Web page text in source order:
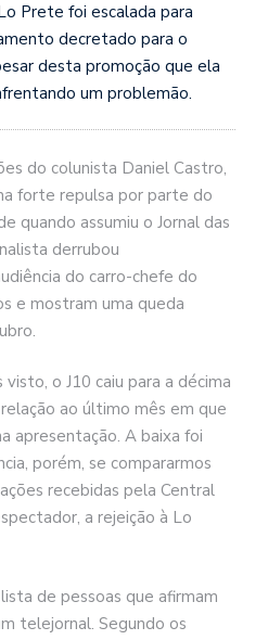
Prete foi escalada para
decretado para o
desta promoção que ela
um problemão.
do colunista Daniel Castro,
forte repulsa por parte do
quando assumiu o Jornal das
derrubou
do carro-chefe do
e mostram uma queda
o J10 caiu para a décima
ao último mês em que
apresentação. A baixa foi
porém, se compararmos
recebidas pela Central
a rejeição à Lo
de pessoas que afirmam
telejornal. Segundo os